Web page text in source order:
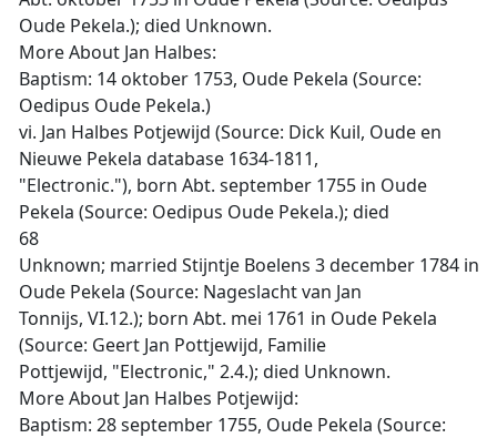
Oude Pekela.); died Unknown.
More About Jan Halbes:
Baptism: 14 oktober 1753, Oude Pekela (Source:
Oedipus Oude Pekela.)
vi. Jan Halbes Potjewijd (Source: Dick Kuil, Oude en
Nieuwe Pekela database 1634-1811,
"Electronic."), born Abt. september 1755 in Oude
Pekela (Source: Oedipus Oude Pekela.); died
68
Unknown; married Stijntje Boelens 3 december 1784 in
Oude Pekela (Source: Nageslacht van Jan
Tonnijs, VI.12.); born Abt. mei 1761 in Oude Pekela
(Source: Geert Jan Pottjewijd, Familie
Pottjewijd, "Electronic," 2.4.); died Unknown.
More About Jan Halbes Potjewijd:
Baptism: 28 september 1755, Oude Pekela (Source: